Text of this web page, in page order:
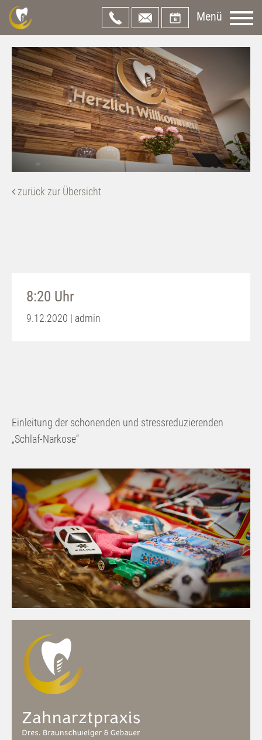
Menü
zurück zur Übersicht
8:20 Uhr
9.12.2020 | admin
Einleitung der schonenden und stressreduzierenden
„Schlaf-Narkose“